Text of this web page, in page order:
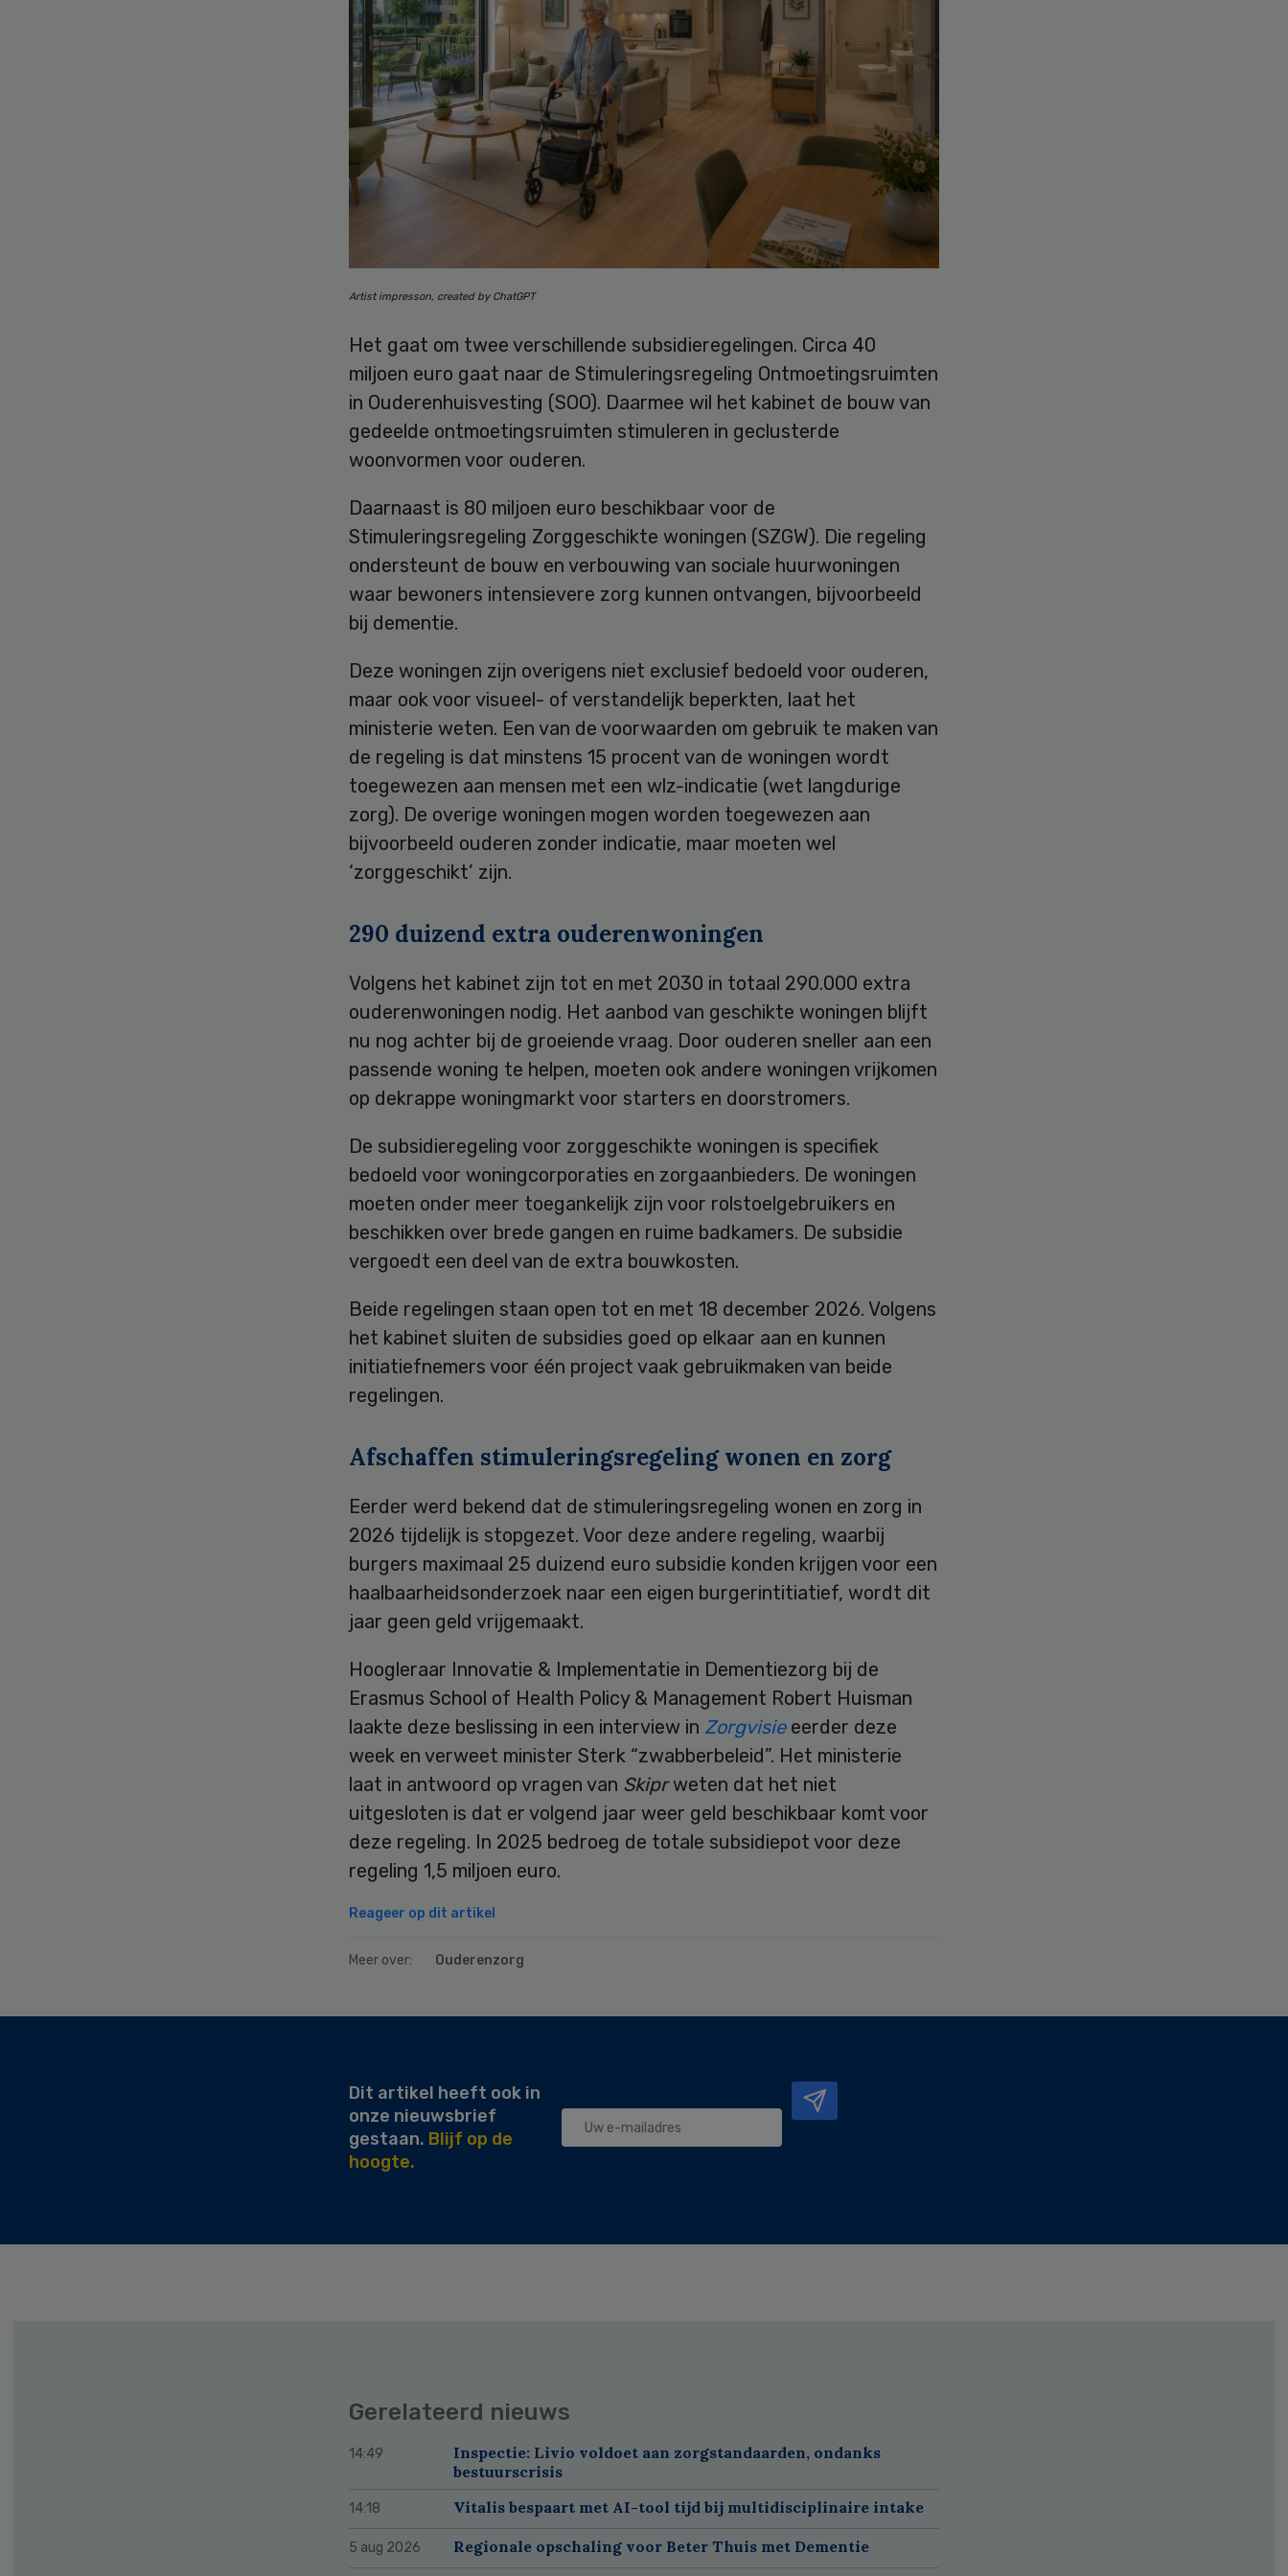
Artist impresson, created by ChatGPT
Het gaat om twee verschillende subsidieregelingen. Circa 40
miljoen euro gaat naar de Stimuleringsregeling Ontmoetingsruimten
in Ouderenhuisvesting (SOO). Daarmee wil het kabinet de bouw van
gedeelde ontmoetingsruimten stimuleren in geclusterde
woonvormen voor ouderen.
Daarnaast is 80 miljoen euro beschikbaar voor de
Stimuleringsregeling Zorggeschikte woningen (SZGW). Die regeling
ondersteunt de bouw en verbouwing van sociale huurwoningen
waar bewoners intensievere zorg kunnen ontvangen, bijvoorbeeld
bij dementie.
Deze woningen zijn overigens niet exclusief bedoeld voor ouderen,
maar ook voor visueel- of verstandelijk beperkten, laat het
ministerie weten. Een van de voorwaarden om gebruik te maken van
de regeling is dat minstens 15 procent van de woningen wordt
toegewezen aan mensen met een wlz-indicatie (wet langdurige
zorg). De overige woningen mogen worden toegewezen aan
bijvoorbeeld ouderen zonder indicatie, maar moeten wel
‘zorggeschikt’ zijn.
290 duizend extra ouderenwoningen
Volgens het kabinet zijn tot en met 2030 in totaal 290.000 extra
ouderenwoningen nodig. Het aanbod van geschikte woningen blijft
nu nog achter bij de groeiende vraag. Door ouderen sneller aan een
passende woning te helpen, moeten ook andere woningen vrijkomen
op dekrappe woningmarkt voor starters en doorstromers.
De subsidieregeling voor zorggeschikte woningen is specifiek
bedoeld voor woningcorporaties en zorgaanbieders. De woningen
moeten onder meer toegankelijk zijn voor rolstoelgebruikers en
beschikken over brede gangen en ruime badkamers. De subsidie
vergoedt een deel van de extra bouwkosten.
Beide regelingen staan open tot en met 18 december 2026. Volgens
het kabinet sluiten de subsidies goed op elkaar aan en kunnen
initiatiefnemers voor één project vaak gebruikmaken van beide
regelingen.
Afschaffen stimuleringsregeling wonen en zorg
Eerder werd bekend dat de stimuleringsregeling wonen en zorg in
2026 tijdelijk is stopgezet. Voor deze andere regeling, waarbij
burgers maximaal 25 duizend euro subsidie konden krijgen voor een
haalbaarheidsonderzoek naar een eigen burgerintitiatief, wordt dit
jaar geen geld vrijgemaakt.
Hoogleraar Innovatie & Implementatie in Dementiezorg bij de
Erasmus School of Health Policy & Management Robert Huisman
laakte deze beslissing in een interview in Zorgvisie eerder deze
week en verweet minister Sterk “zwabberbeleid”. Het ministerie
laat in antwoord op vragen van Skiprweten dat het niet
uitgesloten is dat er volgend jaar weer geld beschikbaar komt voor
deze regeling. In 2025 bedroeg de totale subsidiepot voor deze
regeling 1,5 miljoen euro.
Reageer op dit artikel
Meer over: Ouderenzorg
Secondary
Dit artikel heeft ook in
onze nieuwsbrief
gestaan. Blijf op de
hoogte.
Gerelateerd nieuws
14:49
Inspectie: Livio voldoet aan zorgstandaarden, ondanks
bestuurscrisis
14:18 Vitalis bespaart met AI-tool tijd bij multidisciplinaire intake
5 aug 2026 Regionale opschaling voor Beter Thuis met Dementie